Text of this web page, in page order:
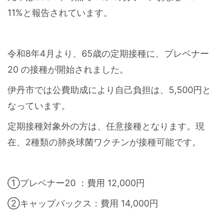
11%と報告されています。
令和8年4月より、65歳の定期接種に、プレベナー
20 の接種が開始されました。
伊丹市では公費助成により自己負担は、5,500円と
なっています。
定期接種対象外の方は、任意接種となります。現
在、2種類の肺炎球菌ワクチンが接種可能です。
①プレベナー20 ：費用 12,000円
②キャップバックス：費用 14,000円